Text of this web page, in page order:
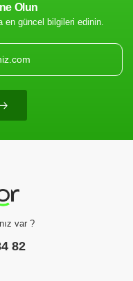
Olun
en güncel bilgileri edinin.
var ?
82